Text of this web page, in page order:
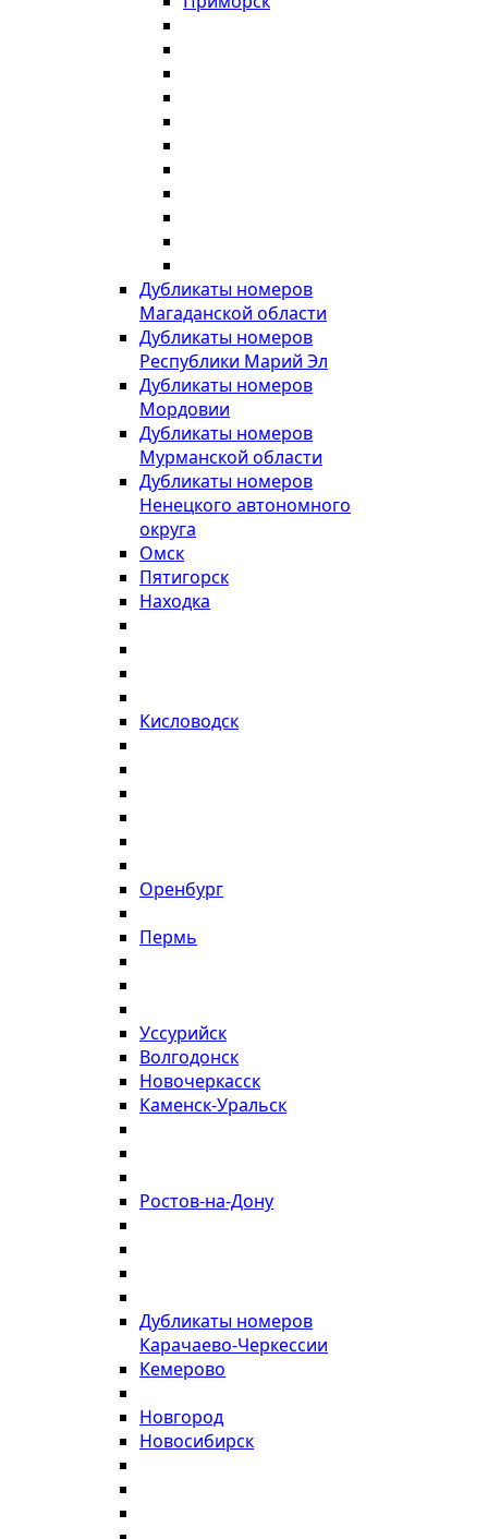
Дубликаты номеров
Магаданской области
Дубликаты номеров
Республики Марий Эл
Дубликаты номеров
Мордовии
Дубликаты номеров
Мурманской области
Дубликаты номеров
Ненецкого автономного
округа
Омск
Пятигорск
Находка
Кисловодск
Оренбург
Пермь
Уссурийск
Волгодонск
Новочеркасск
Каменск-Уральск
Ростов-на-Дону
Дубликаты номеров
Карачаево-Черкессии
Кемерово
Новгород
Новосибирск